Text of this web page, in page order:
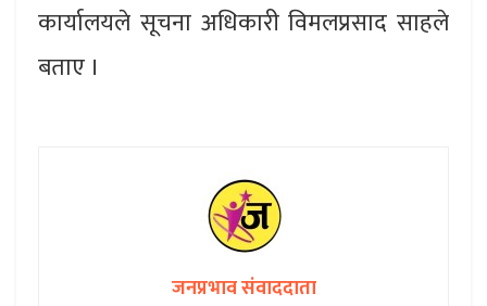
कार्यालयले सूचना अधिकारी विमलप्रसाद साहले
बताए ।
जनप्रभाव संवाददाता